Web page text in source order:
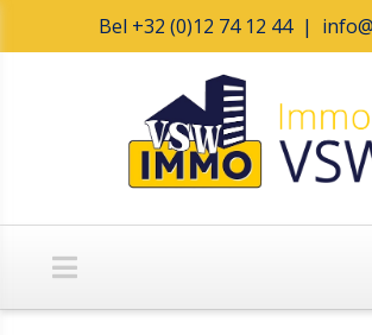
Bel +32 (0)12 74 12 44|